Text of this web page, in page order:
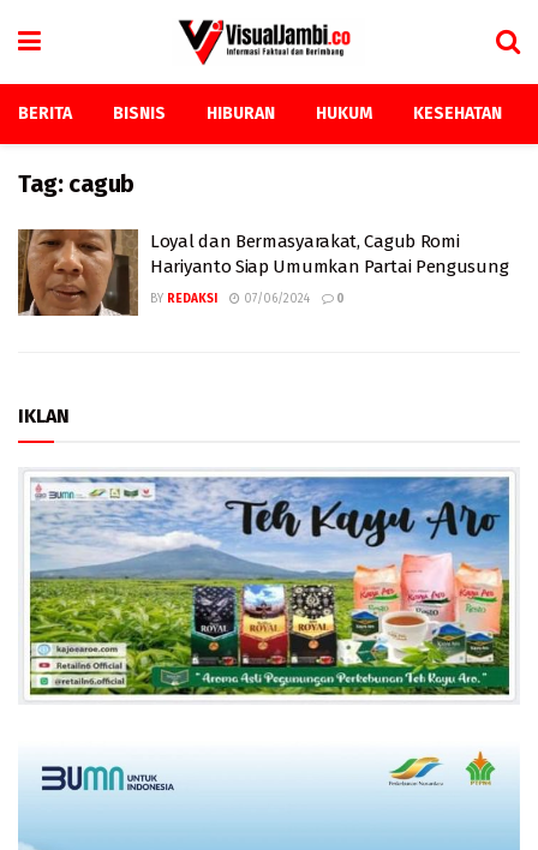
BERITA BISNIS HIBURAN HUKUM KESEHATAN
Tag: cagub
Loyal dan Bermasyarakat, Cagub Romi
Hariyanto Siap Umumkan Partai Pengusung
BY REDAKSI 07/06/2024 0
IKLAN